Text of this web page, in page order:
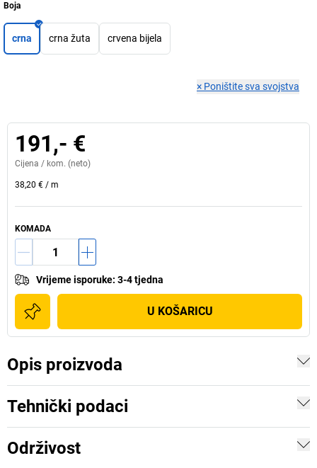
Boja
crna crna žuta crvena bijela
× Poništite sva svojstva
191,- €
Cijena / kom. (neto)
38,20 € / m
KOMADA
Vrijeme isporuke: 3-4 tjedna
U KOŠARICU
Opis proizvoda
Tehnički podaci
Održivost